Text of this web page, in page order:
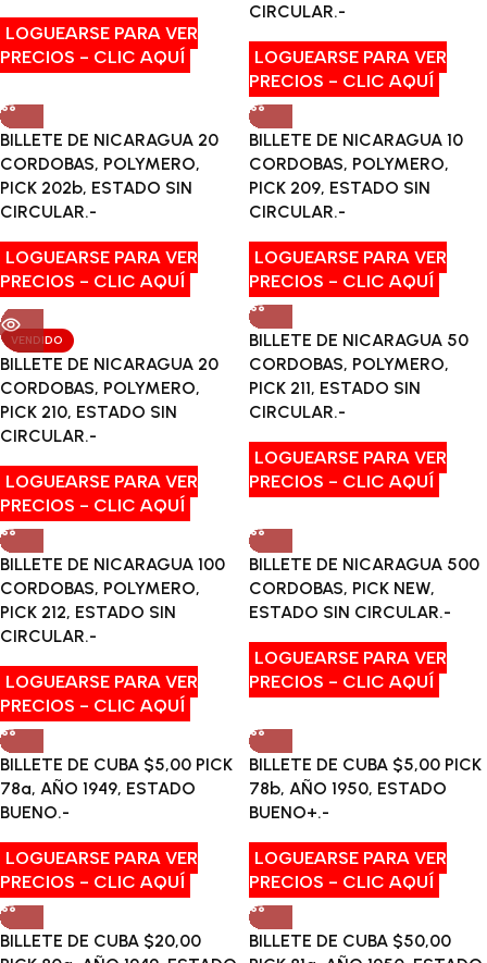
LOGUEARSE PARA VER
PRECIOS - CLIC AQUÍ
CIRCULAR.-
LOGUEARSE PARA VER
PRECIOS - CLIC AQUÍ
BILLETE DE NICARAGUA 20
CORDOBAS, POLYMERO,
PICK 202b, ESTADO SIN
CIRCULAR.-
LOGUEARSE PARA VER
PRECIOS - CLIC AQUÍ
BILLETE DE NICARAGUA 10
CORDOBAS, POLYMERO,
PICK 209, ESTADO SIN
CIRCULAR.-
LOGUEARSE PARA VER
PRECIOS - CLIC AQUÍ
VENDIDO
BILLETE DE NICARAGUA 20
CORDOBAS, POLYMERO,
PICK 210, ESTADO SIN
CIRCULAR.-
LOGUEARSE PARA VER
PRECIOS - CLIC AQUÍ
BILLETE DE NICARAGUA 50
CORDOBAS, POLYMERO,
PICK 211, ESTADO SIN
CIRCULAR.-
LOGUEARSE PARA VER
PRECIOS - CLIC AQUÍ
BILLETE DE NICARAGUA 100
CORDOBAS, POLYMERO,
PICK 212, ESTADO SIN
CIRCULAR.-
LOGUEARSE PARA VER
PRECIOS - CLIC AQUÍ
BILLETE DE NICARAGUA 500
CORDOBAS, PICK NEW,
ESTADO SIN CIRCULAR.-
LOGUEARSE PARA VER
PRECIOS - CLIC AQUÍ
BILLETE DE CUBA $5,00 PICK
78a, AÑO 1949, ESTADO
BUENO.-
LOGUEARSE PARA VER
PRECIOS - CLIC AQUÍ
BILLETE DE CUBA $5,00 PICK
78b, AÑO 1950, ESTADO
BUENO+.-
LOGUEARSE PARA VER
PRECIOS - CLIC AQUÍ
BILLETE DE CUBA $20,00
BILLETE DE CUBA $50,00